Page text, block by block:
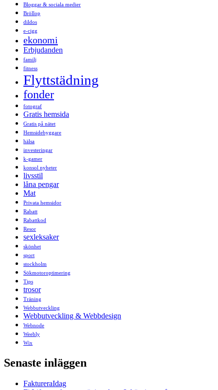
Bloggar & sociala medier
Bröllop
dildos
e-cigg
ekonomi
Erbjudanden
familj
fitness
Flyttstädning
fonder
fotograf
Gratis hemsida
Gratis på nätet
Hemsidebyggare
hälsa
investeringar
k-gamer
konsol nyheter
livsstil
låna pengar
Mat
Privata hemsidor
Rabatt
Rabattkod
Resor
sexleksaker
skönhet
sport
stockholm
Sökmotoroptimering
Tips
trosor
Träning
Webbutveckling
Webbutveckling & Webbdesign
Webnode
Weebly
Wix
Senaste inläggen
FaktureraIdag